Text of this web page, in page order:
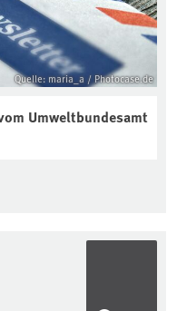
Quelle: maria_a / Photocase.de
Umweltbundesamt